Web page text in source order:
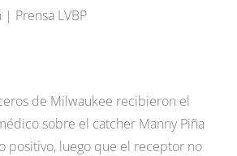
Prensa LVBP
de Milwaukee recibieron el
sobre el catcher Manny Piña
positivo, luego que el receptor no